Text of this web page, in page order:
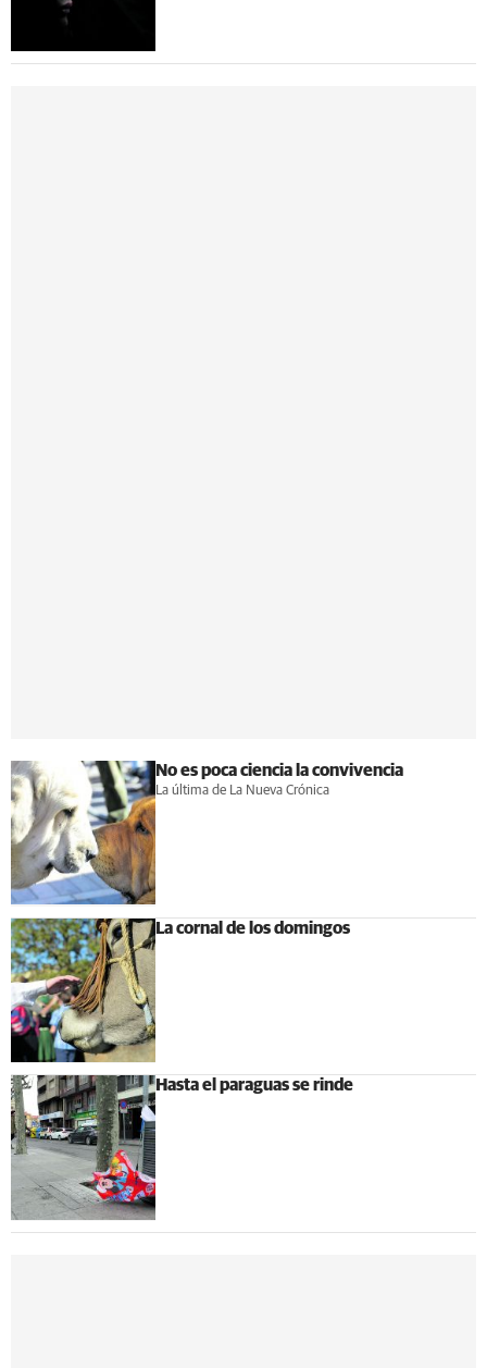
No es poca ciencia la convivencia
La última de La Nueva Crónica
La cornal de los domingos
Hasta el paraguas se rinde